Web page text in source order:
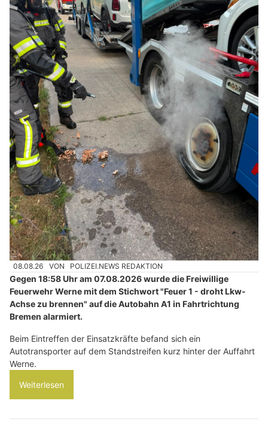
08.08.26 VON POLIZEI.NEWS REDAKTION
Gegen 18:58 Uhr am 07.08.2026 wurde die Freiwillige
Feuerwehr Werne mit dem Stichwort "Feuer 1 - droht Lkw-
Achse zu brennen" auf die Autobahn A1 in Fahrtrichtung
Bremen alarmiert.
Beim Eintreffen der Einsatzkräfte befand sich ein
Autotransporter auf dem Standstreifen kurz hinter der Auffahrt
Werne.
Weiterlesen